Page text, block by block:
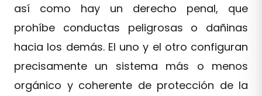
así como hay un derecho penal, que
prohíbe conductas peligrosas o dañinas
hacia los demás. El uno y el otro configuran
precisamente un sistema más o menos
orgánico y coherente de protección de la